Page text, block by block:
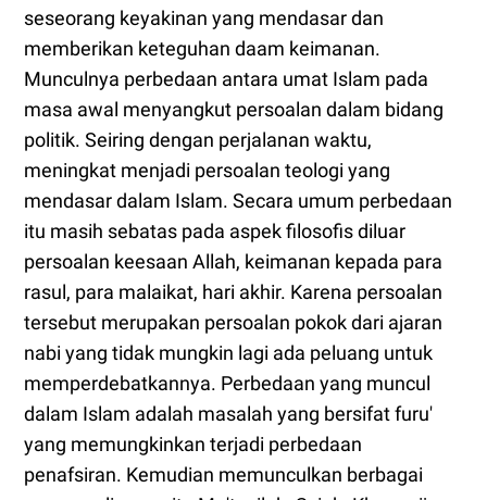
seseorang keyakinan yang mendasar dan
memberikan keteguhan daam keimanan.
Munculnya perbedaan antara umat Islam pada
masa awal menyangkut persoalan dalam bidang
politik. Seiring dengan perjalanan waktu,
meningkat menjadi persoalan teologi yang
mendasar dalam Islam. Secara umum perbedaan
itu masih sebatas pada aspek filosofis diluar
persoalan keesaan Allah, keimanan kepada para
rasul, para malaikat, hari akhir. Karena persoalan
tersebut merupakan persoalan pokok dari ajaran
nabi yang tidak mungkin lagi ada peluang untuk
memperdebatkannya. Perbedaan yang muncul
dalam Islam adalah masalah yang bersifat furu'
yang memungkinkan terjadi perbedaan
penafsiran. Kemudian memunculkan berbagai